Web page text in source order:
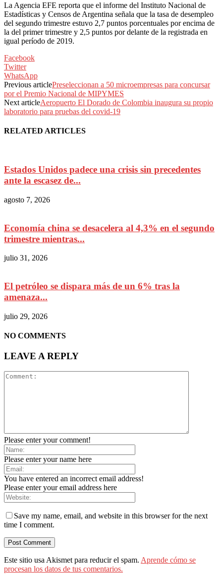
La Agencia EFE reporta que el informe del Instituto Nacional de
Estadísticas y Censos de Argentina señala que la tasa de desempleo
del segundo trimestre estuvo 2,7 puntos porcentuales por encima de
la del primer trimestre y 2,5 puntos por delante de la registrada en
igual período de 2019.
Facebook
Twitter
WhatsApp
Previous articlePreseleccionan a 50 microempresas para concursar
por el Premio Nacional de MIPYMES
Next articleAeropuerto El Dorado de Colombia inaugura su propio
laboratorio para pruebas del covid-19
RELATED ARTICLES
Estados Unidos padece una crisis sin precedentes
ante la escasez de...
agosto 7, 2026
Economía china se desacelera al 4,3% en el segundo
trimestre mientras...
julio 31, 2026
El petróleo se dispara más de un 6% tras la
amenaza...
julio 29, 2026
NO COMMENTS
LEAVE A REPLY
Please enter your comment!
Please enter your name here
You have entered an incorrect email address!
Please enter your email address here
Save my name, email, and website in this browser for the next
time I comment.
Este sitio usa Akismet para reducir el spam. Aprende cómo se
procesan los datos de tus comentarios.